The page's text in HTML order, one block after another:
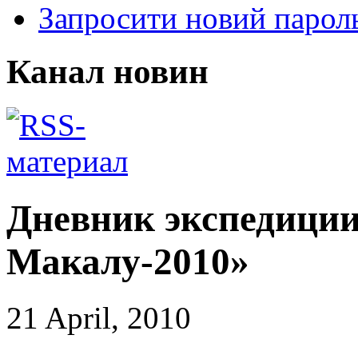
Запросити новий
Канал новин
Дневник
Макалу-2010»
21 April, 2010